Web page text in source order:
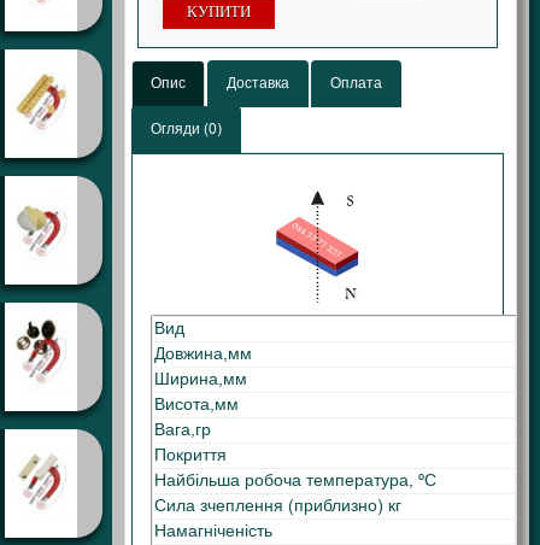
КУПИТИ
Опис Доставка Оплата
Огляди (0)
Вид
Довжина,мм
Ширина,мм
Висота,мм
Вага,гр
Покриття
Найбільша робоча температура, ºС
Сила зчеплення (приблизно) кг
Намагніченість